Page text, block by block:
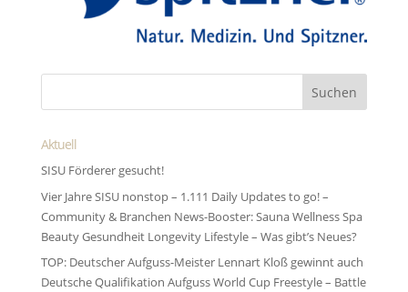
Aktuell
SISU Förderer gesucht!
Vier Jahre SISU nonstop – 1.111 Daily Updates to go! –
Community & Branchen News-Booster: Sauna Wellness Spa
Beauty Gesundheit Longevity Lifestyle – Was gibt’s Neues?
TOP: Deutscher Aufguss-Meister Lennart Kloß gewinnt auch
Deutsche Qualifikation Aufguss World Cup Freestyle – Battle